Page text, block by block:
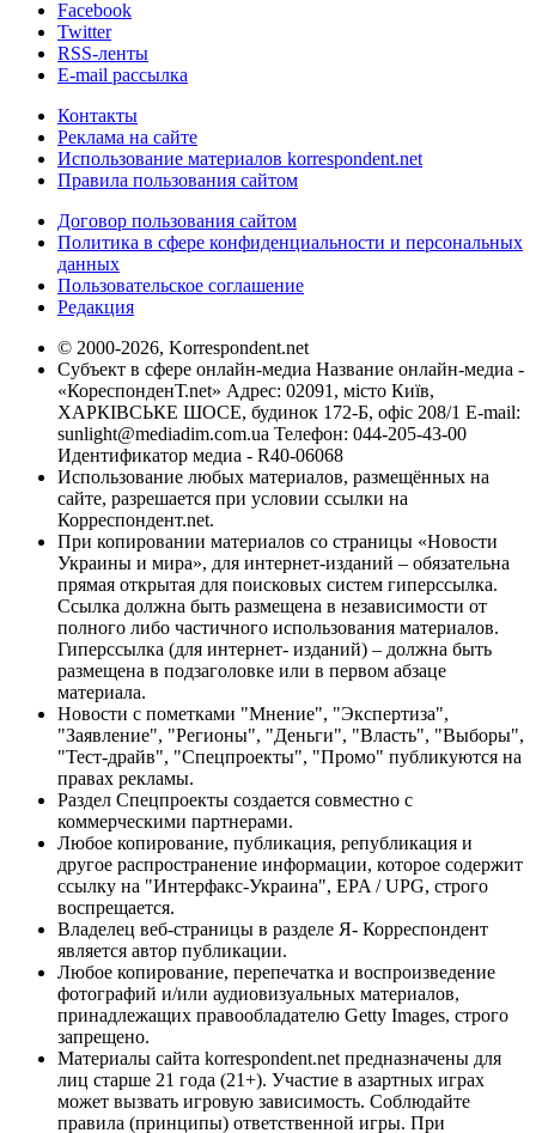
Facebook
Twitter
RSS-ленты
E-mail рассылка
Контакты
Реклама на сайте
Использование материалов korrespondent.net
Правила пользования сайтом
Договор пользования сайтом
Политика в сфере конфиденциальности и персональных
данных
Пользовательское соглашение
Редакция
© 2000-2026, Korrespondent.net
Субъект в сфере онлайн-медиа Название онлайн-медиа -
«КореспонденТ.net» Адрес: 02091, місто Київ,
ХАРКІВСЬКЕ ШОСЕ, будинок 172-Б, офіс 208/1 E-mail:
sunlight@mediadim.com.ua Телефон: 044-205-43-00
Идентификатор медиа - R40-06068
Использование любых материалов, размещённых на
сайте, разрешается при условии ссылки на
Корреспондент.net.
При копировании материалов со страницы «Новости
Украины и мира», для интернет-изданий – обязательна
прямая открытая для поисковых систем гиперссылка.
Ссылка должна быть размещена в независимости от
полного либо частичного использования материалов.
Гиперссылка (для интернет- изданий) – должна быть
размещена в подзаголовке или в первом абзаце
материала.
Новости с пометками "Мнение", "Экспертиза",
"Заявление", "Регионы", "Деньги", "Власть", "Выборы",
"Тест-драйв", "Спецпроекты", "Промо" публикуются на
правах рекламы.
Раздел Спецпроекты создается совместно с
коммерческими партнерами.
Любое копирование, публикация, републикация и
другое распространение информации, которое содержит
ссылку на "Интерфакс-Украина", EPA / UPG, строго
воспрещается.
Владелец веб-страницы в разделе Я- Корреспондент
является автор публикации.
Любое копирование, перепечатка и воспроизведение
фотографий и/или аудиовизуальных материалов,
принадлежащих правообладателю Getty Images, строго
запрещено.
Материалы сайта korrespondent.net предназначены для
лиц старше 21 года (21+). Участие в азартных играх
может вызвать игровую зависимость. Соблюдайте
правила (принципы) ответственной игры. При